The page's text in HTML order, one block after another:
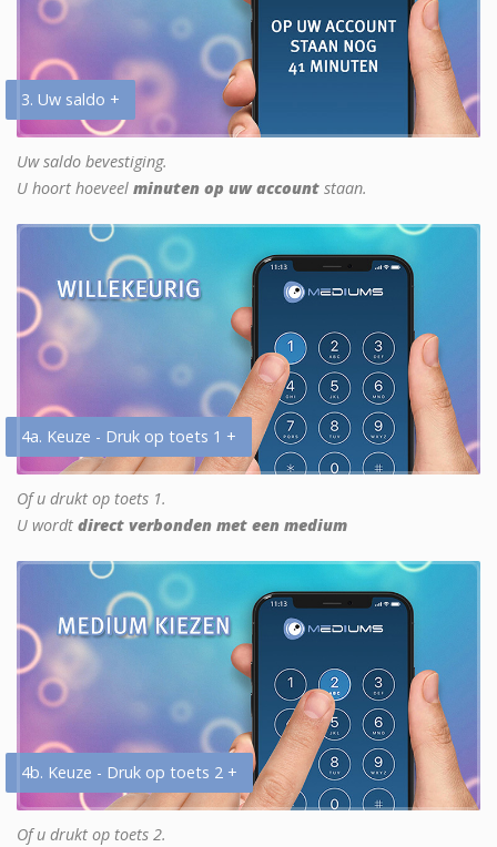
3. Uw saldo +
Uw saldo bevestiging.
U hoort hoeveel minuten op uw account staan.
4a. Keuze - Druk op toets 1 +
Of u drukt op toets 1.
U wordt direct verbonden met een medium
4b. Keuze - Druk op toets 2 +
Of u drukt op toets 2.